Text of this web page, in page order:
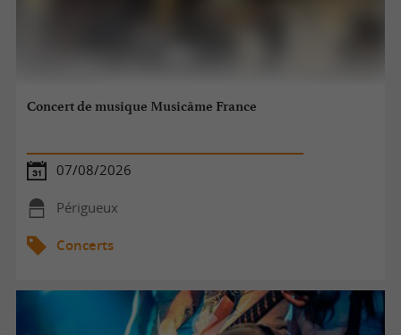
Concert de musique Musicâme France
07/08/2026
Périgueux
Concerts